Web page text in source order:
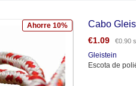
Ahorre 10% Cabo
€1.09 €0.90
Gleistein
Escota de